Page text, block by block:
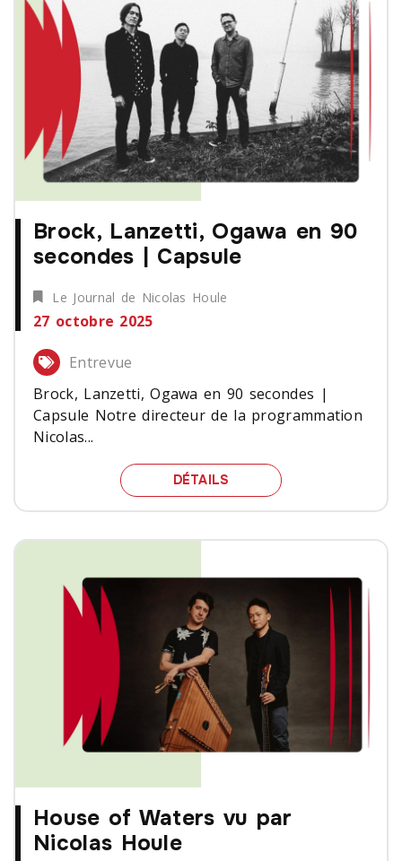
Brock, Lanzetti, Ogawa en 90
secondes | Capsule
Le Journal de Nicolas Houle
27 octobre 2025
Entrevue
Brock, Lanzetti, Ogawa en 90 secondes |
Capsule Notre directeur de la programmation
Nicolas...
DÉTAILS BROCK, LANZETTI,
House of Waters vu par
Nicolas Houle